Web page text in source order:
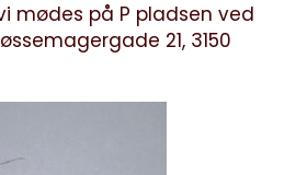
mødes på P pladsen ved
21, 3150